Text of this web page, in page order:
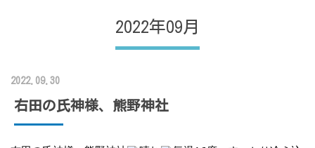
2022年09月
2022.09.30
右田の氏神様、熊野神社